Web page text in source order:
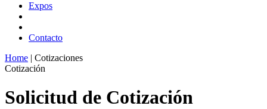
Expos
Contacto
Home | Cotizaciones
Cotización
Solicitud de Cotización